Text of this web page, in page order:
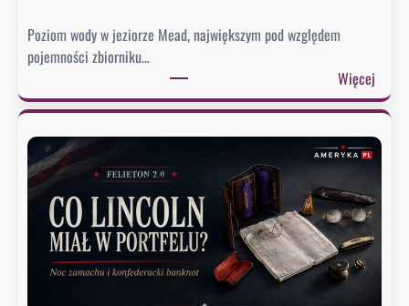
Poziom wody w jeziorze Mead, największym pod względem
pojemności zbiorniku…
Więcej:
J
z
i
r